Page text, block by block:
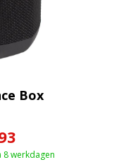
Box
8 werkdagen